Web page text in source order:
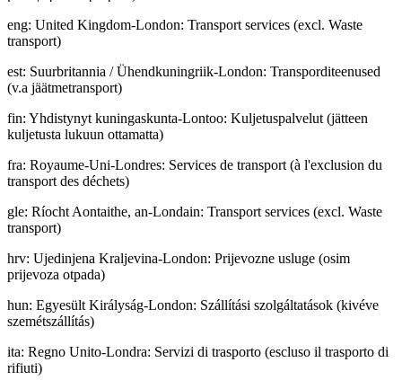
eng: United Kingdom-London: Transport services (excl. Waste
transport)
est: Suurbritannia / Ühendkuningriik-London: Transporditeenused
(v.a jäätmetransport)
fin: Yhdistynyt kuningaskunta-Lontoo: Kuljetuspalvelut (jätteen
kuljetusta lukuun ottamatta)
fra: Royaume-Uni-Londres: Services de transport (à l'exclusion du
transport des déchets)
gle: Ríocht Aontaithe, an-Londain: Transport services (excl. Waste
transport)
hrv: Ujedinjena Kraljevina-London: Prijevozne usluge (osim
prijevoza otpada)
hun: Egyesült Királyság-London: Szállítási szolgáltatások (kivéve
szemétszállítás)
ita: Regno Unito-Londra: Servizi di trasporto (escluso il trasporto di
rifiuti)